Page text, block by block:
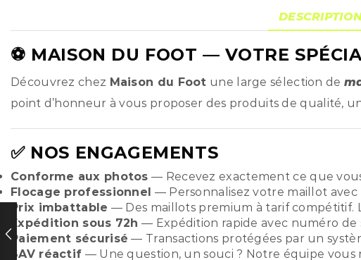
⚽ MAISON DU FOOT — VOTRE
Découvrez chez Maison du Foot une large sélection de
point d’honneur à vous proposer des produits de qualité,
✅ NOS ENGAGEMENTS
Conforme aux photos — Recevez exactement ce que
Flocage professionnel — Personnalisez votre maillot
Prix imbattable — Des maillots premium à tarif compétitif.
Expédition sous 72h — Expédition rapide avec numéro de
Paiement sécurisé — Transactions protégées par un
SAV réactif — Une question, un souci ? Notre équipe